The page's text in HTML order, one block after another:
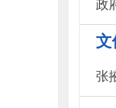
政
文
张